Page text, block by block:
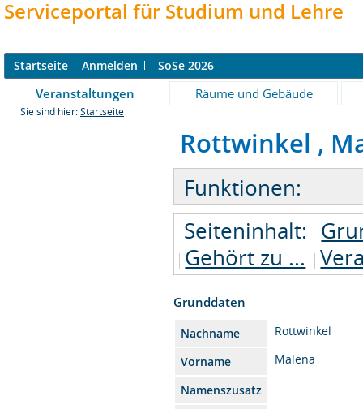
Serviceportal für Studium und Lehre
Startseite Anmelden SoSe 2026
Veranstaltungen Räume und Gebäude
Sie sind hier: Startseite
Rottwinkel ,
Funktionen:
Seiteninhalt:
Gehört zu ...
Grunddaten
Nachname
Rottwinkel
Vorname
Malena
Namenszusatz